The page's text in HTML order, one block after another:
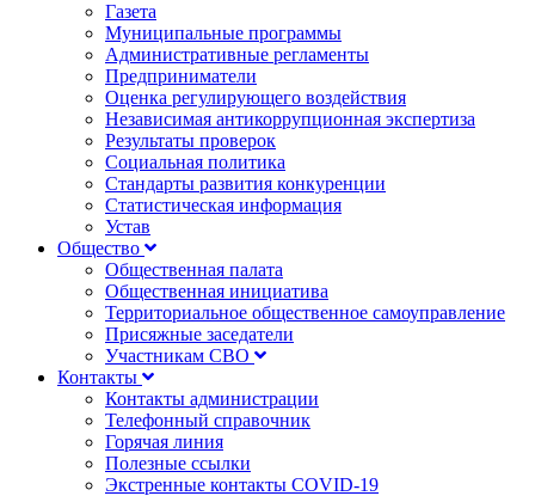
Газета
Муниципальные программы
Административные регламенты
Предприниматели
Оценка регулирующего воздействия
Независимая антикоррупционная экспертиза
Результаты проверок
Социальная политика
Стандарты развития конкуренции
Статистическая информация
Устав
Общество
Общественная палата
Общественная инициатива
Территориальное общественное самоуправление
Присяжные заседатели
Участникам СВО
Контакты
Контакты администрации
Телефонный справочник
Горячая линия
Полезные ссылки
Экстренные контакты COVID-19